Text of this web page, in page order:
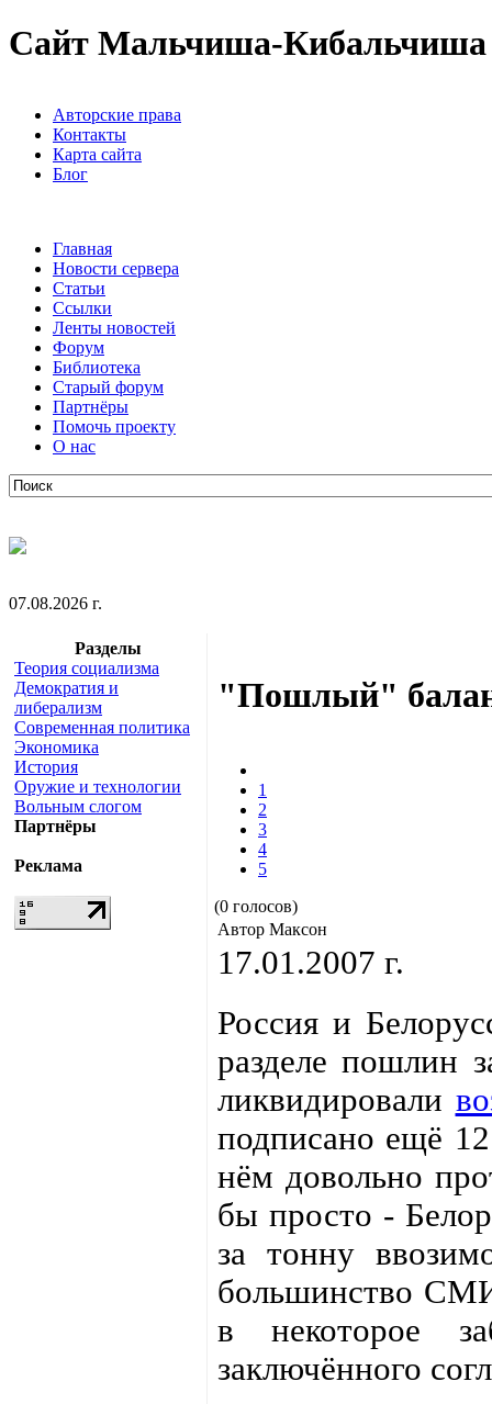
Сайт Мальчиша-Кибальчиша
Авторские права
Контакты
Карта сайта
Блог
Главная
Новости сервера
Статьи
Ссылки
Ленты новостей
Форум
Библиотека
Старый форум
Партнёры
Помочь проекту
О нас
07.08.2026 г.
Разделы
Теория социализма
Демократия и
либерализм
Современная политика
Экономика
История
Оружие и технологии
Вольным слогом
Партнёры
Реклама
"Пошлый"
1
2
3
4
5
(0 голосов)
Автор Максон
17.01.2007 г.
Россия и
разделе пошлин
ликвидировали
подписано ещё
нём довольно
бы просто -
за тонну
большинство
в некоторое
заключённого